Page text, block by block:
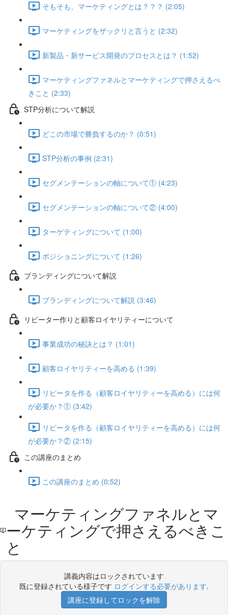
そもそも、マーケティングとは？？？ (2:05)
マーケティングをザックリと言うと (2:32)
新製品・新サービス開発のプロセスとは？ (1:52)
マーケティングファネルとマーケティングで押さえるべ
きこと (2:33)
STP分析について解説
どこの市場で勝負するのか？ (0:51)
STP分析の事例 (2:31)
セグメンテーションの軸について① (4:23)
セグメンテーションの軸について② (4:00)
ターゲティングについて (1:00)
ポジショニングについて (1:26)
ブランディングについて解説
ブランディングについて解説 (3:46)
リピーター作りと顧客ロイヤリティーについて
事業成功の秘訣とは？ (1:01)
顧客ロイヤリティーを高める (1:39)
リピータを作る（顧客ロイヤリティーを高める）には何
が必要か？① (3:42)
リピータを作る（顧客ロイヤリティーを高める）には何
が必要か？② (2:15)
この講座のまとめ
この講座のまとめ (0:52)
マーケティングファネルとマ
ーケティングで押さえるべきこ
と
講義内容はロックされています
既に登録されている様子です ログインする必要があります.
講座に登録してロックを解除